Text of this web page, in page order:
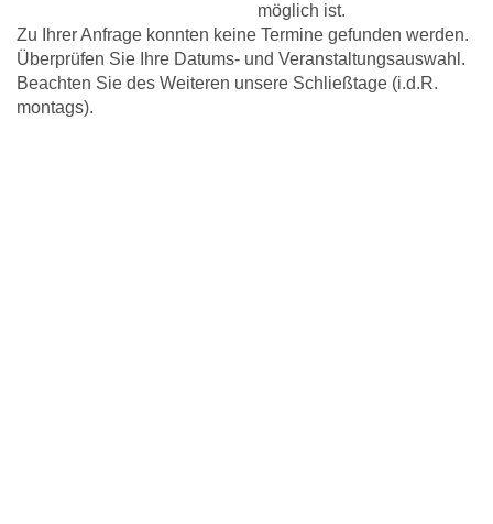
möglich ist.
Zu Ihrer Anfrage konnten keine Termine gefunden werden.
Überprüfen Sie Ihre Datums- und Veranstaltungsauswahl.
Beachten Sie des Weiteren unsere Schließtage (i.d.R.
montags).